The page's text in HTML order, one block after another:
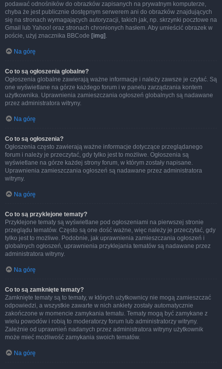
podawać odnośników do obrazków zapisanych na prywatnym komputerze,
chyba że jest publicznie dostępnym serwerem ani do obrazków znajdujących
się na stronach wymagających autoryzacji, takich jak, np. skrzynki pocztowe na
Gmail lub Yahoo! oraz stronach chronionych hasłem. Aby umieścić obrazek w
poście, użyj znacznika BBCode [img] .
Na górę
Co to są ogłoszenia globalne?
Ogłoszenia globalne zawierają ważne informacje i należy zawsze je czytać. Są
one wyświetlane na górze każdego forum i w panelu zarządzania kontem
użytkownika. Uprawnienia zamieszczania ogłoszeń globalnych są nadawane
przez administratora witryny.
Na górę
Co to są ogłoszenia?
Ogłoszenia często zawierają ważne informacje dotyczące przeglądanego
forum i należy je przeczytać, gdy tylko jest to możliwe. Ogłoszenia są
wyświetlane na górze każdej strony forum, w którym zostały napisane.
Uprawnienia zamieszczania ogłoszeń są nadawane przez administratora
witryny.
Na górę
Co to są przyklejone tematy?
Przyklejone tematy są wyświetlane pod ogłoszeniami na pierwszej stronie
przeglądu tematów. Często są one dość ważne, więc należy je przeczytać, gdy
tylko jest to możliwe. Podobnie, jak uprawnienia zamieszczania ogłoszeń i
globalnych ogłoszeń, uprawnienia przyklejania tematów są nadawane przez
administratora witryny.
Na górę
Co to są zamknięte tematy?
Zamknięte tematy są to tematy, w których użytkownicy nie mogą zamieszczać
odpowiedzi, a wszystkie zawarte w nich ankiety zostały automatycznie
zakończone w momencie zamykania tematu. Tematy mogą być zamykane z
wielu powodów i robią to moderatorzy forum lub administratorzy witryny.
Zależnie od uprawnień nadanych przez administratora witryny użytkownik
może mieć możliwość zamykania swoich tematów.
Na górę